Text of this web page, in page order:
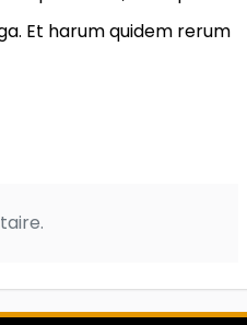
Et harum quidem rerum